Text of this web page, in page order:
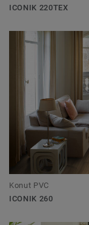
ICONIK 220TEX
Konut PVC
ICONIK 260